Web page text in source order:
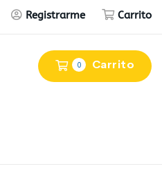
Registrarme Carrito
0 Carrito